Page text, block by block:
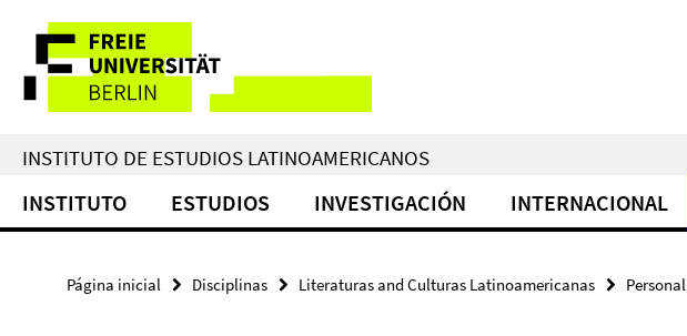
direkt
Inhalt
Herramientas
de
navegación
INSTITUTO DE ESTUDIOS LATINOAMERICANOS
INSTITUTO ESTUDIOS INVESTIGACIÓN INTERNACIONAL
Página inicial Disciplinas Literaturas and Culturas Latinoamericanas Personal